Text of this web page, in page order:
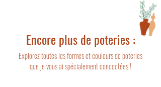
Encore plus de poteries :
Explorez toutes les formes et couleurs de poteries
que je vous ai spécialement concoctées !